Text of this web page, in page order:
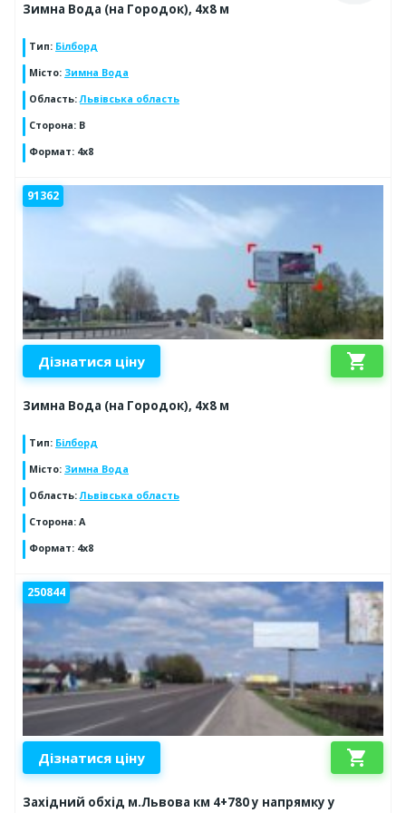
Зимна Вода (на Городок), 4х8 м
Тип: Білборд
Місто: Зимна Вода
Область:Львівська область
Сторона: B
Формат: 4x8
91362
Дізнатися ціну shopping_cart
Зимна Вода (на Городок), 4х8 м
Тип: Білборд
Місто: Зимна Вода
Область:Львівська область
Сторона: A
Формат: 4x8
250844
Дізнатися ціну shopping_cart
Західний обхід м.Львова км 4+780 у напрямку у